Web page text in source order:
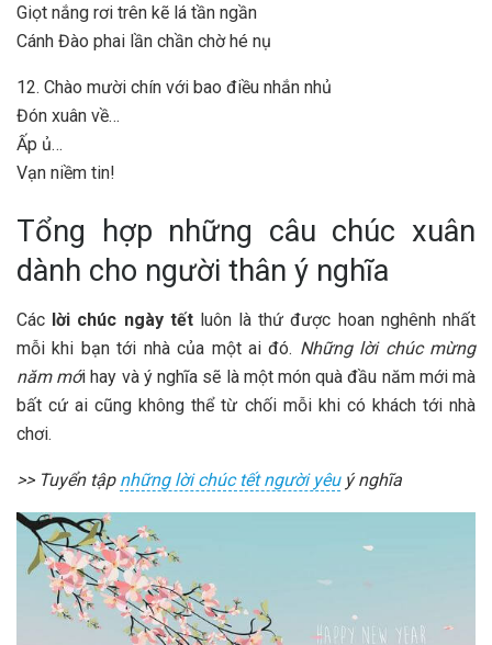
Giọt nắng rơi trên kẽ lá tần ngần
Cánh Đào phai lần chần chờ hé nụ
12. Chào mười chín với bao điều nhắn nhủ
Đón xuân về…
Ấp ủ…
Vạn niềm tin!
Tổng hợp những câu chúc xuân
dành cho người thân ý nghĩa
Các lời chúc ngày tếtluôn là thứ được hoan nghênh nhất
mỗi khi bạn tới nhà của một ai đó. Những lời chúc mừng
năm mới hay và ý nghĩa sẽ là một món quà đầu năm mới mà
bất cứ ai cũng không thể từ chối mỗi khi có khách tới nhà
chơi.
>> Tuyển tập những lời chúc tết người yêuý nghĩa